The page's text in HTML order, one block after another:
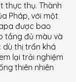
thực thụ. Thành
Pháp, với một
được bao
tầng đủ màu và
dù thị trấn khá
lại trải nghiệm
thiên nhiên